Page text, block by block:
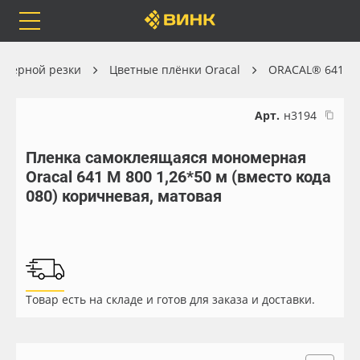
Каталог
Orafol
Доставка
Весь каталог
Рулонные материалы
Листовые материалы
резки Цветные плёнки Oracal ORACAL® 641
Арт. н3194
Пленка самоклеящаяся мономерная
Oracal 641 M 800 1,26*50 м (вместо кода
080) коричневая, матовая
Товар есть на складе и готов для заказа и доставки.